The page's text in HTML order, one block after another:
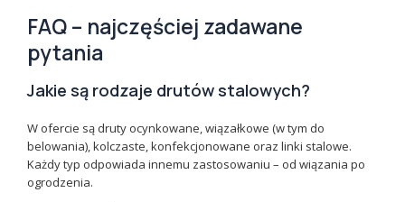
FAQ – najczęściej zadawane
pytania
Jakie są rodzaje drutów stalowych?
W ofercie są druty ocynkowane, wiązałkowe (w tym do
belowania), kolczaste, konfekcjonowane oraz linki stalowe.
Każdy typ odpowiada innemu zastosowaniu – od wiązania po
ogrodzenia.